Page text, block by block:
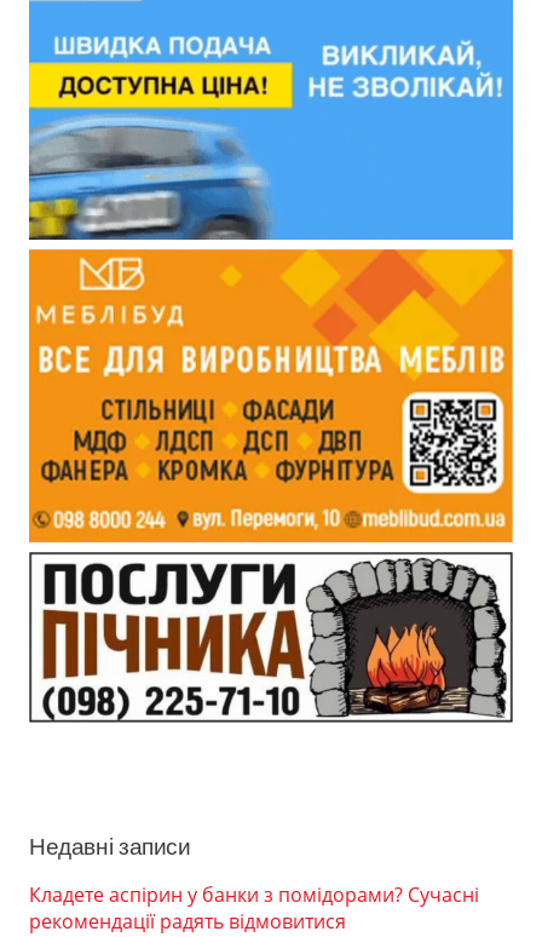
Недавні записи
Кладете аспірин у банки з помідорами? Сучасні
рекомендації радять відмовитися